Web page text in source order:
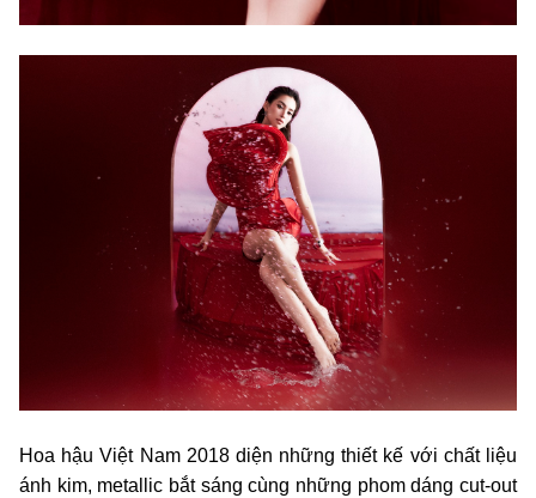
Hoa hậu Việt Nam 2018 diện những thiết kế với chất liệu
ánh kim, metallic bắt sáng cùng những phom dáng cut-out